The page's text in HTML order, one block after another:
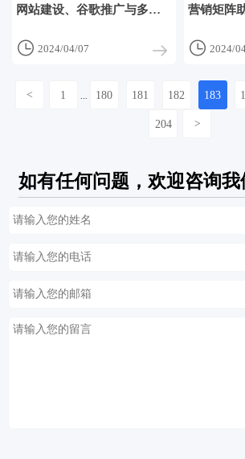
网站建设、谷歌推广与多语
 2024/04/07
营销矩阵
 2024/
< 1 180 181 182 183
204 >
如有任何问题，欢迎咨询我